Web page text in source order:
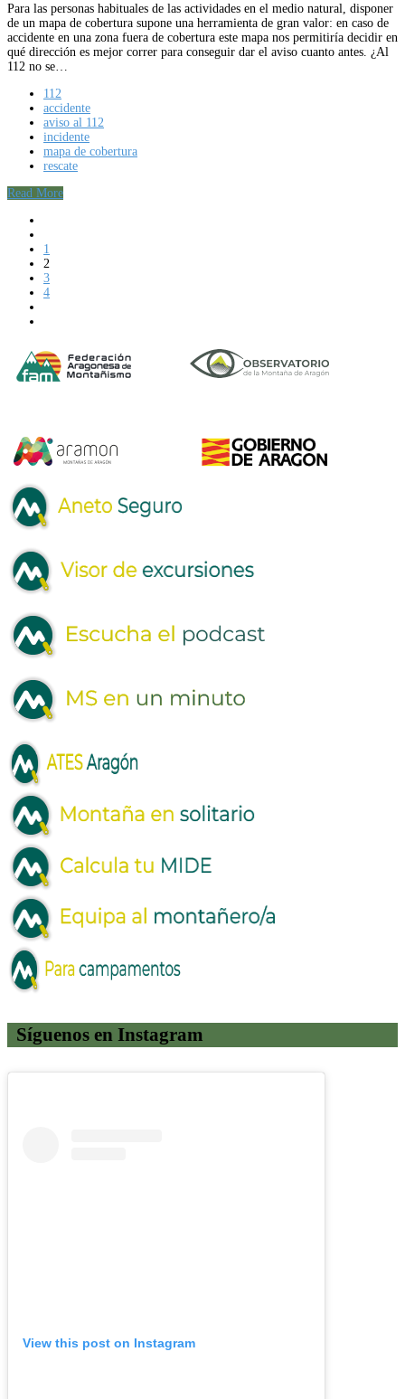
Para las personas habituales de las actividades en el medio natural, disponer
de un mapa de cobertura supone una herramienta de gran valor: en caso de
accidente en una zona fuera de cobertura este mapa nos permitiría decidir en
qué dirección es mejor correr para conseguir dar el aviso cuanto antes. ¿Al
112 no se…
112
accidente
aviso al 112
incidente
mapa de cobertura
rescate
Read More
1
2
3
4
Síguenos en Instagram
View this post on Instagram